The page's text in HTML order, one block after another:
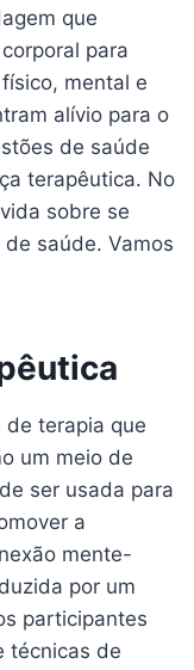
que
para
mental e
alívio para o
de saúde
terapêutica. No
sobre se
saúde. Vamos
terapia que
um meio de
ser usada para
a
mente-
por um
participantes
técnicas de